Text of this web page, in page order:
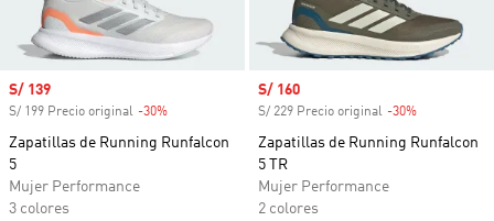
Precio de venta
S/ 139
S/ 199 Precio original -30%
Zapatillas de Running Runfalcon
5
Mujer Performance
3 colores
Precio de venta
S/ 160
S/ 229 Precio original -30%
Zapatillas de Running Runfalcon
5 TR
Mujer Performance
2 colores